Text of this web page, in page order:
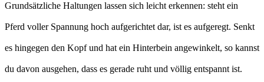
Grundsätzliche Haltungen lassen sich leicht erkennen: steht ein
Pferd voller Spannung hoch aufgerichtet dar, ist es aufgeregt. Senkt
es hingegen den Kopf und hat ein Hinterbein angewinkelt, so kannst
du davon ausgehen, dass es gerade ruht und völlig entspannt ist.